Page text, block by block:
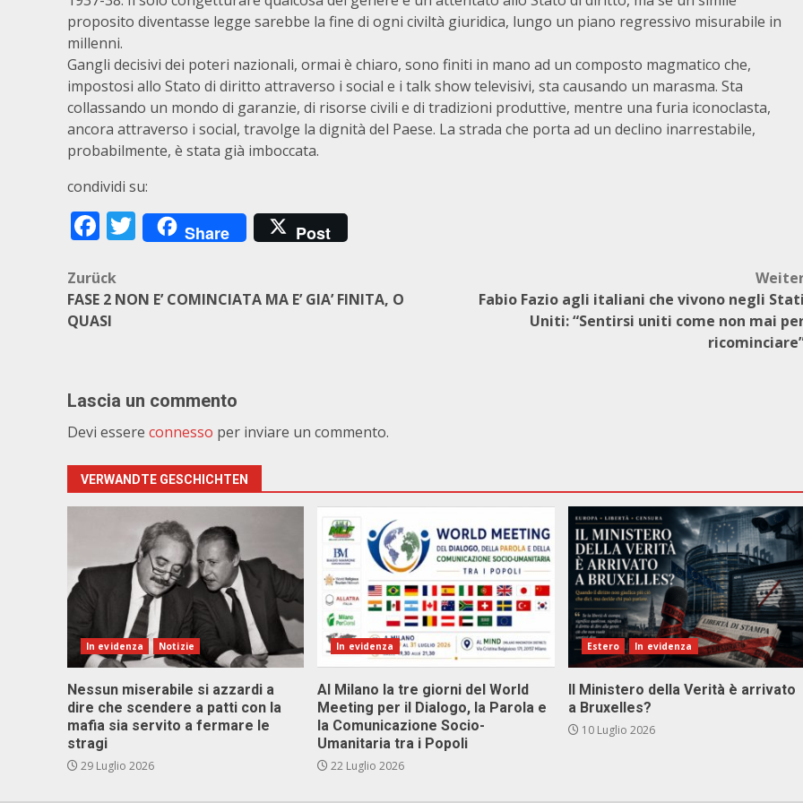
proposito diventasse legge sarebbe la fine di ogni civiltà giuridica, lungo un piano regressivo misurabile in
millenni.
Gangli decisivi dei poteri nazionali, ormai è chiaro, sono finiti in mano ad un composto magmatico che,
impostosi allo Stato di diritto attraverso i social e i talk show televisivi, sta causando un marasma. Sta
collassando un mondo di garanzie, di risorse civili e di tradizioni produttive, mentre una furia iconoclasta,
ancora attraverso i social, travolge la dignità del Paese. La strada che porta ad un declino inarrestabile,
probabilmente, è stata già imboccata.
condividi su:
Facebook
Twitter
Share Post
Beitragsnavigation
Zurück
FASE 2 NON E’ COMINCIATA MA E’ GIA’ FINITA, O
QUASI
Fabio Fazio agli italiani che vivono negli Stati
Uniti: “Sentirsi uniti come non mai
Lascia un commento
Devi essere connesso per inviare un commento.
VERWANDTE GESCHICHTEN
In evidenza Notizie
Nessun miserabile si azzardi a
dire che scendere a patti con la
mafia sia servito a fermare le
stragi
29 Luglio 2026
In evidenza
Al Milano la tre giorni del World
Meeting per il Dialogo, la Parola e
la Comunicazione Socio-
Umanitaria tra i Popoli
22 Luglio 2026
Estero In evidenza
Il Ministero della Verità è arrivato
a Bruxelles?
10 Luglio 2026